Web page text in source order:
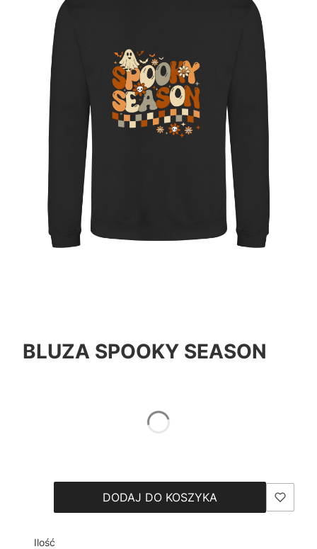
BLUZA SPOOKY SEASON
DODAJ DO KOSZYKA
Ilość